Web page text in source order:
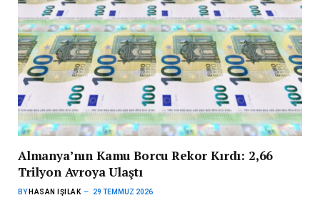
Almanya’nın Kamu Borcu Rekor Kırdı: 2,66
Trilyon Avroya Ulaştı
BY HASAN IŞILAK 29 TEMMUZ 2026